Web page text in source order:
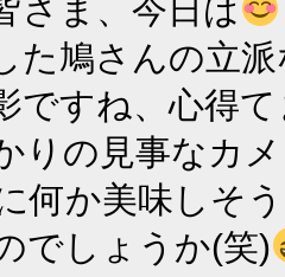
さま、今日は
た鳩さんの立
ですね、心得
りの見事なカ
何か美味しそ
でしょうか(笑)